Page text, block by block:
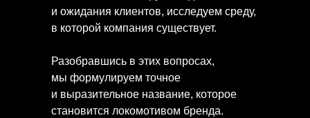
и ожидания клиентов, исследуем среду,
в которой компания существует.
Разобравшись в этих вопросах,
мы формулируем точное
и выразительное название, которое
становится локомотивом бренда.